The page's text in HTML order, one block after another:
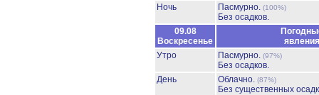
Ночь
Пасмурно. (100%)
Без осадков.
09.08
Воскресенье
явления
Утро
Пасмурно. (97%)
Без осадков.
День
Облачно. (87%)
Без существенных